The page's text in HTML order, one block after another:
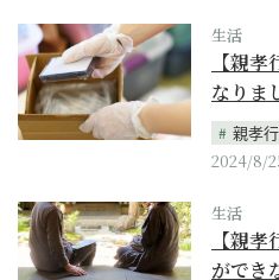
生活
【親
なりま
親孝
2024/8/
生活
【親
ができ